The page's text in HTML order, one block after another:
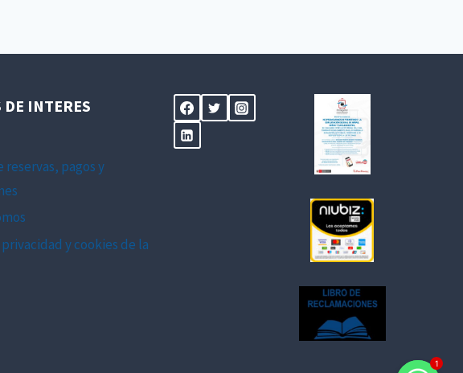
DE INTERES
reservas, pagos y
y cookies de la
1